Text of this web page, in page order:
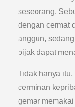
seseorang.
dengan cermat
anggun,
bijak dapat
Tidak hanya
cerminan
gemar